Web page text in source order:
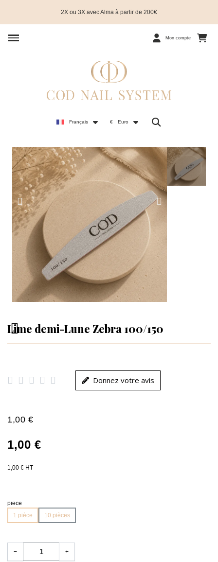
2X ou 3X avec Alma à partir de 200€
Mon compte
Français € Euro
Lime demi-Lune Zebra 100/150
     Donnez votre avis
1,00 €
1,00 €
1,00 € HT
piece
1 pièce
10 pièces
− +